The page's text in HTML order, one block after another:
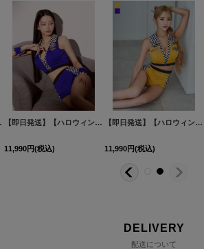
ラー】[HC03] 【即日発送】【ハロウィン】レースクイーンセットアップ【コスプレ3点セット】【XS-Lサイズ/2カラー】[HC03]
11,990円(税込)
【即日発送】【ハロウィン】レースクイーンセットアップ【コスプレ3点セット】【XS-Lサイズ/2カラー】[HC03]
11,990円(税込)
DELIVERY
配送について